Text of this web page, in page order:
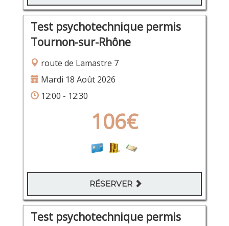
Test psychotechnique permis
Tournon-sur-Rhône
route de Lamastre 7
Mardi 18 Août 2026
12:00 - 12:30
106€
RÉSERVER
Test psychotechnique permis